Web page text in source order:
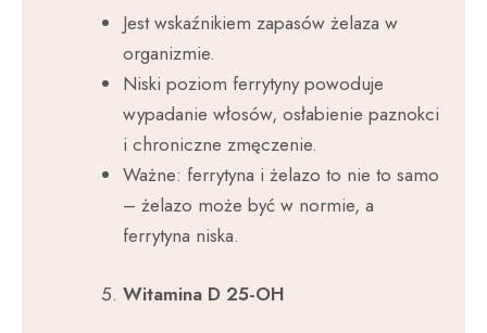
Jest wskaźnikiem zapasów żelaza w
organizmie.
Niski poziom ferrytyny powoduje
wypadanie włosów, osłabienie paznokci
i chroniczne zmęczenie.
Ważne: ferrytyna i żelazo to nie to samo
– żelazo może być w normie, a
ferrytyna niska.
Witamina D 25-OH